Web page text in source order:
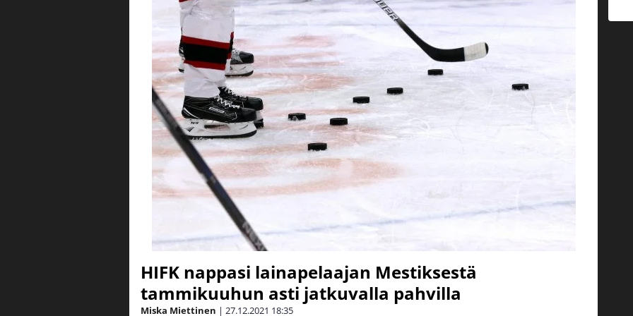
HIFK nappasi lainapelaajan Mestiksestä
tammikuuhun asti jatkuvalla pahvilla
Miska Miettinen | 27.12.2021 18:35